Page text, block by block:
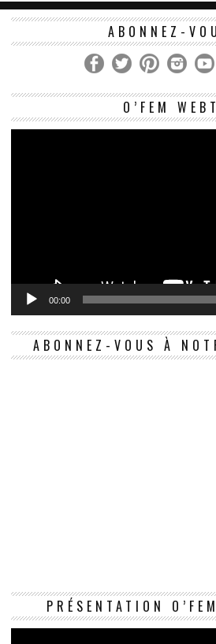
ABONNEZ-
O’FEM
00:00
ABONNEZ-VOUS À
PRÉSENTATION